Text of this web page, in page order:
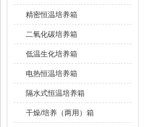
精密恒温培养箱
二氧化碳培养箱
低温生化培养箱
电热恒温培养箱
隔水式恒温培养箱
干燥/培养（两用）箱